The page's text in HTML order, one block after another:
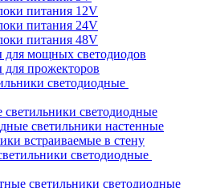
питания 12V
питания 24V
питания 48V
для мощных светодиодов
для прожекторов
светодиодные
светодиодные
светильники настенные
встраиваемые в стену
светодиодные
светильники светодиодные